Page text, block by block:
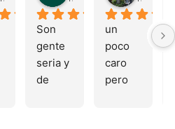
Son
gente
seria y
de
un
poco
caro
pero